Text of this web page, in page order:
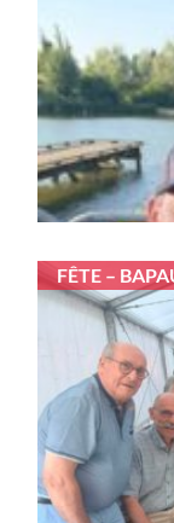
FÊTE –